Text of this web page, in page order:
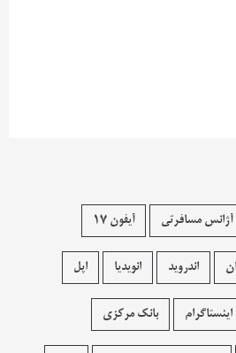
آژانس مسافرتی آیفون 17
اندروید انویدیا اپل
اینستاگرام بانک مرکزی